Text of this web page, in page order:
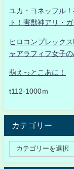
ユカ・ヨネッフル
ト！害獣神アリ・
ヒロコンプレック
ャアラフィフ女子
萌えっとこあに！
t112-1000ｍ
カテゴリー